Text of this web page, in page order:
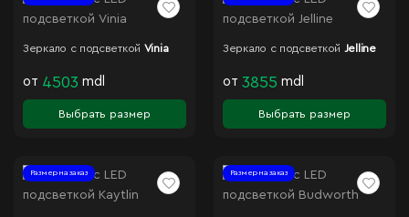
Зеркало с подсветкой Vinia
от 4503 mdl
Выбрать размер
Зеркало с подсветкой Jelline
от 3855 mdl
Выбрать размер
Размер на заказ Размер на заказ